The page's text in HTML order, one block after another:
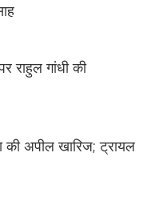
राहुल गांधी की
अपील खारिज; ट्रायल